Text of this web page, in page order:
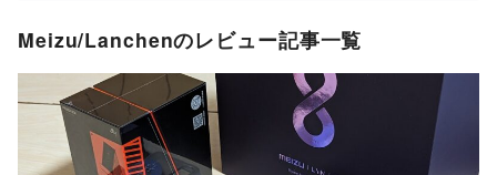
Meizu/Lanchenのレビュー記事一覧